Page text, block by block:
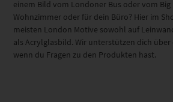
einem Bild vom Londoner Bus oder vom
Wohnzimmer oder für dein Büro? Hier im
meisten London Motive sowohl auf
als Acrylglasbild. Wir unterstützen dich
wenn du Fragen zu den Produkten hast.